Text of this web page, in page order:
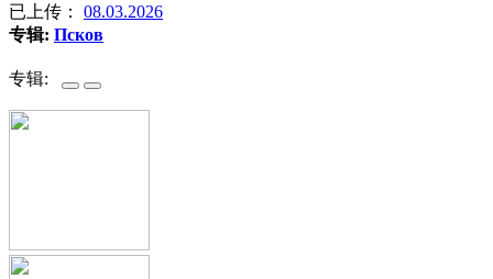
已上传： 08.03.2026
专辑: Псков
专辑: